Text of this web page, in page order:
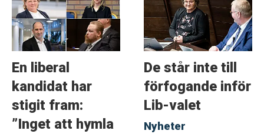
En liberal
kandidat har
stigit fram:
”Inget att hymla
De står inte till
förfogande inför
Lib-valet
Nyheter